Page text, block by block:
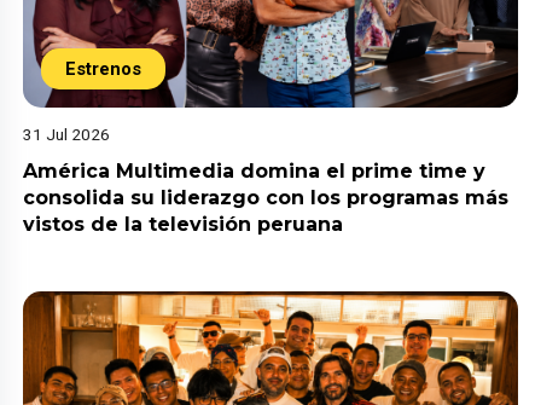
Estrenos
31 Jul 2026
América Multimedia domina el prime time y
consolida su liderazgo con los programas más
vistos de la televisión peruana